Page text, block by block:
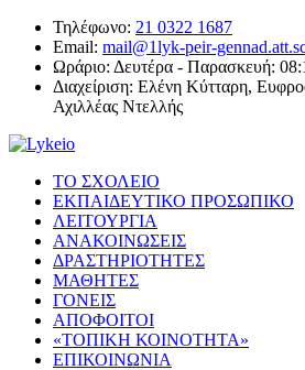
Τηλέφωνο: 21 0322 1687
Email: mail@1lyk-peir-
Ωράριο: Δευτέρα - Παρασκευή:
Διαχείριση: Ελένη Κύτταρη,
Αχιλλέας Ντελλής
ΤΟ ΣΧΟΛΕΙΟ
ΕΚΠΑΙΔΕΥΤΙΚΟ ΠΡΟΣΩΠΙΚΟ
ΛΕΙΤΟΥΡΓΙΑ
ΑΝΑΚΟΙΝΩΣΕΙΣ
ΔΡΑΣΤΗΡΙΟΤΗΤΕΣ
ΜΑΘΗΤΕΣ
ΓΟΝΕΙΣ
ΑΠΟΦΟΙΤΟΙ
«ΤΟΠΙΚΗ ΚΟΙΝΟΤΗΤΑ»
ΕΠΙΚΟΙΝΩΝΙΑ